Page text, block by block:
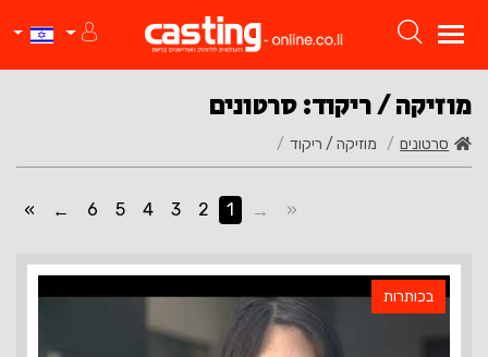
מוזיקה / ריקוד: סרטונים
סרטונים מוזיקה / ריקוד
«
1
2
3
4
5
6
»
בכותרות